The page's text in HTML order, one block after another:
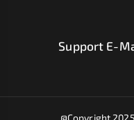
Support E-